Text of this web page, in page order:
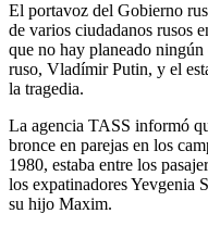
El portavoz del Gobierno
de varios ciudadanos rusos
que no hay planeado
ruso, Vladímir Putin, y el
la tragedia.
La agencia TASS informó
bronce en parejas en los
1980, estaba entre los
los expatinadores Yevgenia
su hijo Maxim.